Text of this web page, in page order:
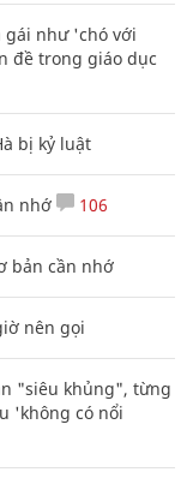
gái như 'chó với
đề trong giáo dục
bị kỷ luật
nhớ 106
bản cần nhớ
nên gọi
"siêu khủng", từng
'không có nổi